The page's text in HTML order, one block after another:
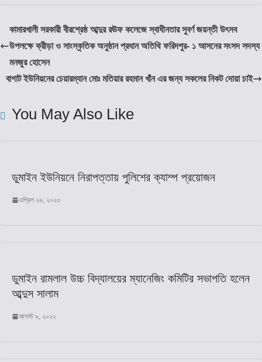
কামারখালী সরকারী বীরশ্রেষ্ঠ আব্দুর রঊফ কলেজে স্বাধীনতার সুবর্ণ জয়ন্তী উৎসব
উপলক্ষে ক্রীড়া ও সাংস্কৃতিক অনুষ্ঠান প্রধান অতিথি ফরিদপুর- ১ আসনের সংসদ সদস্য
মনজুর হোসেন
বাগাট ইউনিয়নের চেয়ারম্যান মোঃ মতিয়ার রহমান খাঁন এর জন্য সকলের নিকট দোয়া চাই
You May Also Like
ডুমাইন ইউনিয়নে নিরাপত্তায় পুলিশের ক্যাম্প প্রয়োজন
এপ্রিল ২৬, ২০২৩
ডুমাইন রামলাল উচ্চ বিদ্যালয়ের ম্যানেজিং কমিটির সভাপতি হলেন
আব্দুস সালাম
আগস্ট ৯, ২০২২